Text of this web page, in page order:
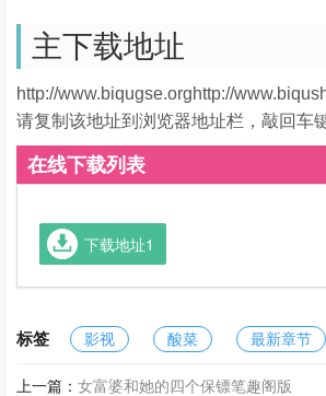
主下载地址
http://www.biqugse.orghttp://
请复制该地址到浏览器地址栏，敲回车
在线下载列表
下载地址1
标签 影视 酸菜 最新章节
上一篇：女富婆和她的四个保镖笔趣阁版